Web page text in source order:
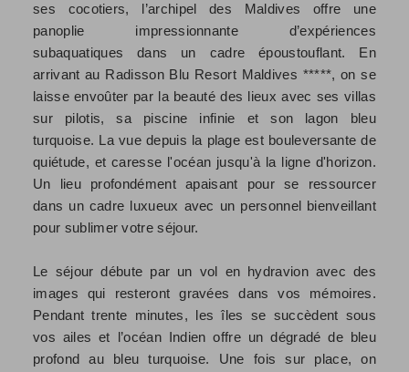
ses cocotiers, l’archipel des Maldives offre une
panoplie impressionnante d’expériences
subaquatiques dans un cadre époustouflant. En
arrivant au Radisson Blu Resort Maldives *****, on se
laisse envoûter par la beauté des lieux avec ses villas
sur pilotis, sa piscine infinie et son lagon bleu
turquoise. La vue depuis la plage est bouleversante de
quiétude, et caresse l'océan jusqu'à la ligne d'horizon.
Un lieu profondément apaisant pour se ressourcer
dans un cadre luxueux avec un personnel bienveillant
pour sublimer votre séjour.
Le séjour débute par un vol en hydravion avec des
images qui resteront gravées dans vos mémoires.
Pendant trente minutes, les îles se succèdent sous
vos ailes et l’océan Indien offre un dégradé de bleu
profond au bleu turquoise. Une fois sur place, on